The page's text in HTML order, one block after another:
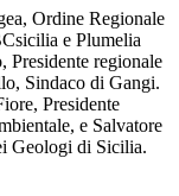
Ordine Regionale
e Plumelia
Presidente regionale
Sindaco di Gangi.
Presidente
e Salvatore
Geologi di Sicilia.